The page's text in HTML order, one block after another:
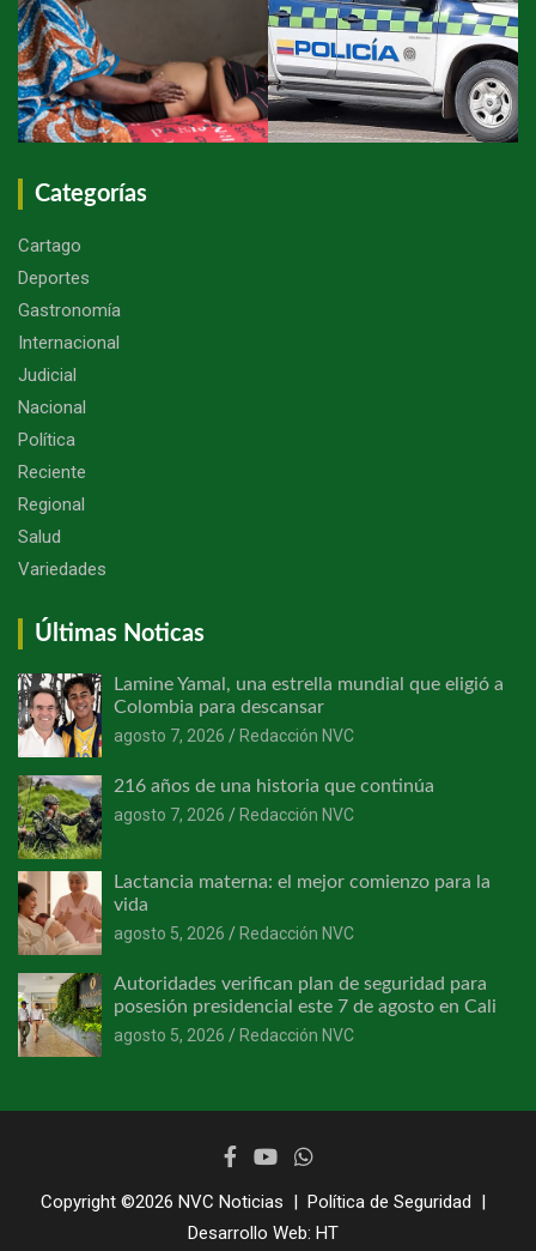
Categorías
Cartago
Deportes
Gastronomía
Internacional
Judicial
Nacional
Política
Reciente
Regional
Salud
Variedades
Últimas Noticas
Lamine Yamal, una estrella mundial que eligió a
Colombia para descansar
agosto 7, 2026
Redacción NVC
216 años de una historia que continúa
agosto 7, 2026
Redacción NVC
Lactancia materna: el mejor comienzo para la
vida
agosto 5, 2026
Redacción NVC
Autoridades verifican plan de seguridad para
posesión presidencial este 7 de agosto en Cali
agosto 5, 2026
Redacción NVC
Copyright ©2026 NVC Noticias
Política de Seguridad
Desarrollo Web: HT